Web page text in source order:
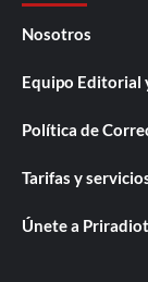
Nosotros
Equipo Editorial
Política de
Tarifas y
Únete a